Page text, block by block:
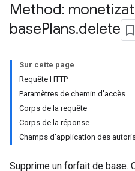
Method:
basePlans.delete
Sur cette page
Requête HTTP
Paramètres de chemin d'accès
Corps de la requête
Corps de la réponse
Champs d'application des
Supprime un forfait de base.